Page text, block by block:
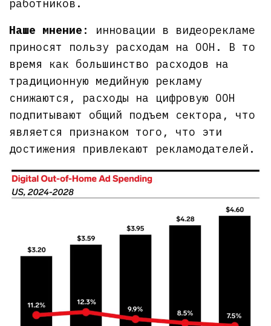
работников.
Наше мнение : инновации в видеорекламе
приносят пользу расходам на OOH. В то
время как большинство расходов на
традиционную медийную рекламу
снижаются, расходы на цифровую OOH
подпитывают общий подъем сектора, что
является признаком того, что эти
достижения привлекают рекламодателей.